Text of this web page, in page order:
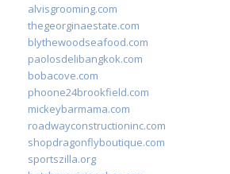
alvisgrooming.com
thegeorginaestate.com
blythewoodseafood.com
paolosdelibangkok.com
bobacove.com
phoone24brookfield.com
mickeybarmama.com
roadwayconstructioninc.com
shopdragonflyboutique.com
sportszilla.org